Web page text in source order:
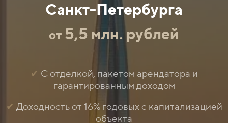
Санкт-Петербурга
от 5,5 млн. рублей
✔ С отделкой, пакетом арендатора и
гарантированным доходом
✔ Доходность от 16% годовых с капитализацией
объекта